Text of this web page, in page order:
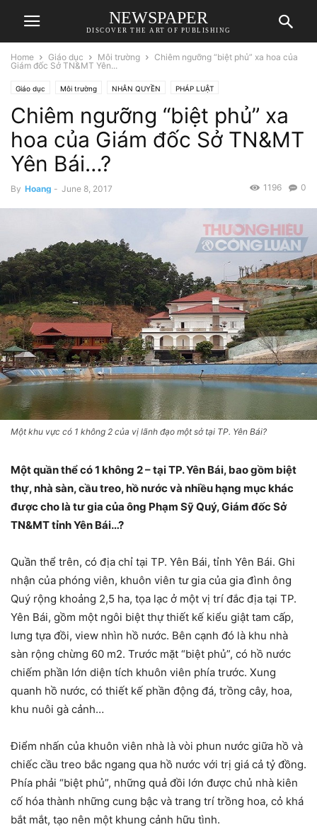
NEWSPAPER
DISCOVER THE ART OF PUBLISHING
Home Giáo dục Môi trường
Chiêm ngưỡng “biệt phủ” xa hoa của
Giám đốc Sở TN&MT Yên...
Giáo dục Môi trường NHÂN QUYỀN PHÁP LUẬT
Chiêm ngưỡng “biệt phủ” xa
hoa của Giám đốc Sở TN&MT
Yên Bái…?
By Hoang - June 8, 2017 0
1196
Một khu vực có 1 không 2 của vị lãnh đạo một sở tại TP. Yên Bái?
Một quần thể có 1 không 2 – tại TP. Yên Bái, bao gồm biệt
thự, nhà sàn, cầu treo, hồ nước và nhiều hạng mục khác
được cho là tư gia của ông Phạm Sỹ Quý, Giám đốc Sở
TN&MT tỉnh Yên Bái…?
Quần thể trên, có địa chỉ tại TP. Yên Bái, tỉnh Yên Bái. Ghi
nhận của phóng viên, khuôn viên tư gia của gia đình ông
Quý rộng khoảng 2,5 ha, tọa lạc ở một vị trí đắc địa tại TP.
Yên Bái, gồm một ngôi biệt thự thiết kế kiểu giật tam cấp,
lưng tựa đồi, view nhìn hồ nước. Bên cạnh đó là khu nhà
sàn rộng chừng 60 m2. Trước mặt “biệt phủ”, có hồ nước
chiếm phần lớn diện tích khuôn viên phía trước. Xung
quanh hồ nước, có thiết kế phần động đá, trồng cây, hoa,
khu nuôi gà cảnh…
Điểm nhấn của khuôn viên nhà là vòi phun nước giữa hồ và
chiếc cầu treo bắc ngang qua hồ nước với trị giá cả tỷ đồng.
Phía phải “biệt phủ”, những quả đồi lớn được chủ nhà kiên
cố hóa thành những cung bậc và trang trí trồng hoa, cỏ khá
bắt mắt, tạo nên một khung cảnh hữu tình.